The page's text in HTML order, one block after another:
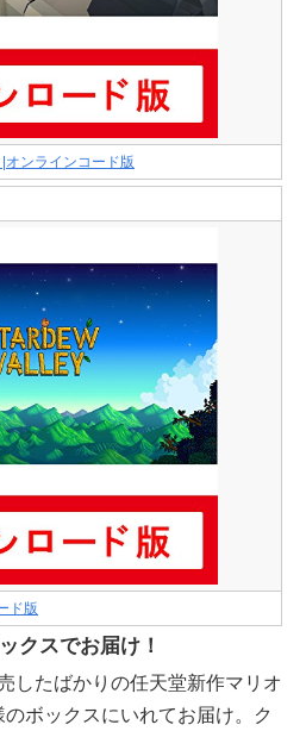
オンラインコード版
ド版
クスでお届け！
したばかりの任天堂新作マリオ
ボックスにいれてお届け。ク